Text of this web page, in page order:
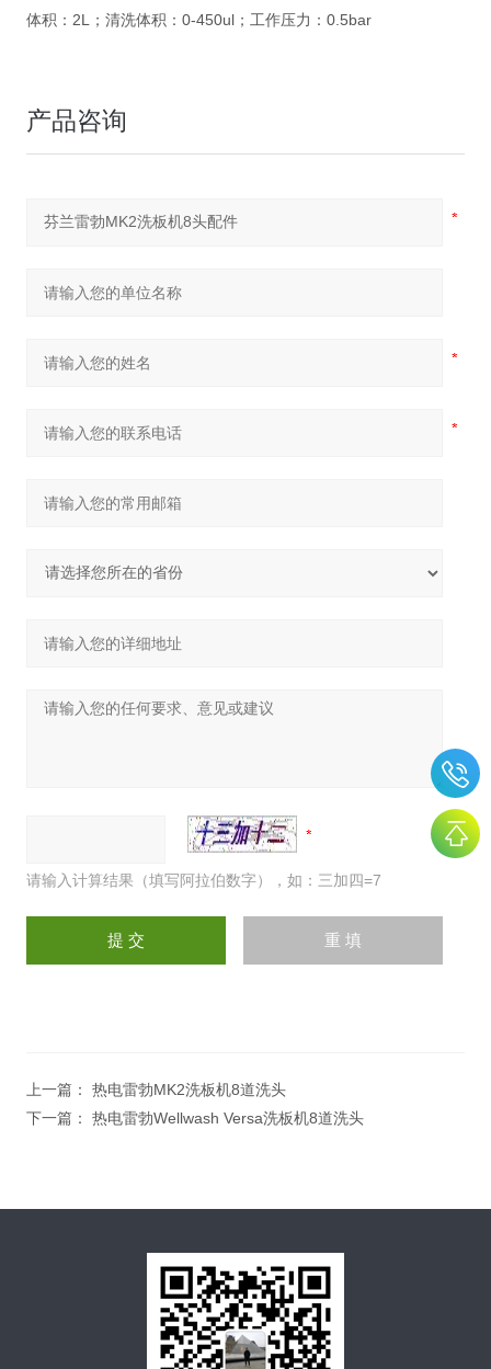
体积：2L；清洗体积：0-450ul；工作压力：0.5bar
产品咨询
请输入计算结果（填写阿拉伯数字），如：三加四=7
上一篇： 热电雷勃MK2洗板机8道洗头
下一篇： 热电雷勃Wellwash Versa洗板机8道洗头